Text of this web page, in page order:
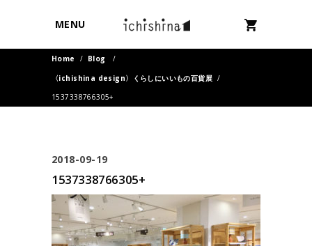
MENU
Home / Blog
/
〈ichishina design〉くらしにいいもの百貨展 /
1537338766305+
2018-09-19
1537338766305+